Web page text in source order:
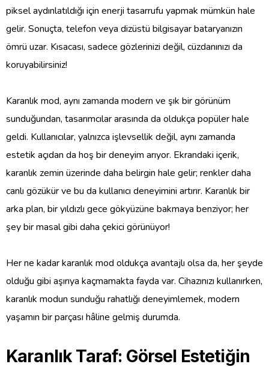
piksel aydınlatıldığı için enerji tasarrufu yapmak mümkün hale
gelir. Sonuçta, telefon veya dizüstü bilgisayar bataryanızın
ömrü uzar. Kısacası, sadece gözlerinizi değil, cüzdanınızı da
koruyabilirsiniz!
Karanlık mod, aynı zamanda modern ve şık bir görünüm
sunduğundan, tasarımcılar arasında da oldukça popüler hale
geldi. Kullanıcılar, yalnızca işlevsellik değil, aynı zamanda
estetik açıdan da hoş bir deneyim arıyor. Ekrandaki içerik,
karanlık zemin üzerinde daha belirgin hale gelir; renkler daha
canlı gözükür ve bu da kullanıcı deneyimini artırır. Karanlık bir
arka plan, bir yıldızlı gece gökyüzüne bakmaya benziyor; her
şey bir masal gibi daha çekici görünüyor!
Her ne kadar karanlık mod oldukça avantajlı olsa da, her şeyde
olduğu gibi aşırıya kaçmamakta fayda var. Cihazınızı kullanırken,
karanlık modun sunduğu rahatlığı deneyimlemek, modern
yaşamın bir parçası hâline gelmiş durumda.
Karanlık Taraf: Görsel Estetiğin